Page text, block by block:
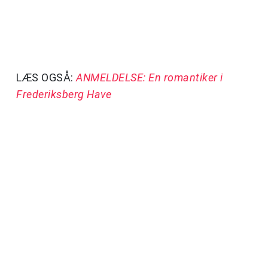
LÆS OGSÅ: ANMELDELSE: En romantiker i
Frederiksberg Have